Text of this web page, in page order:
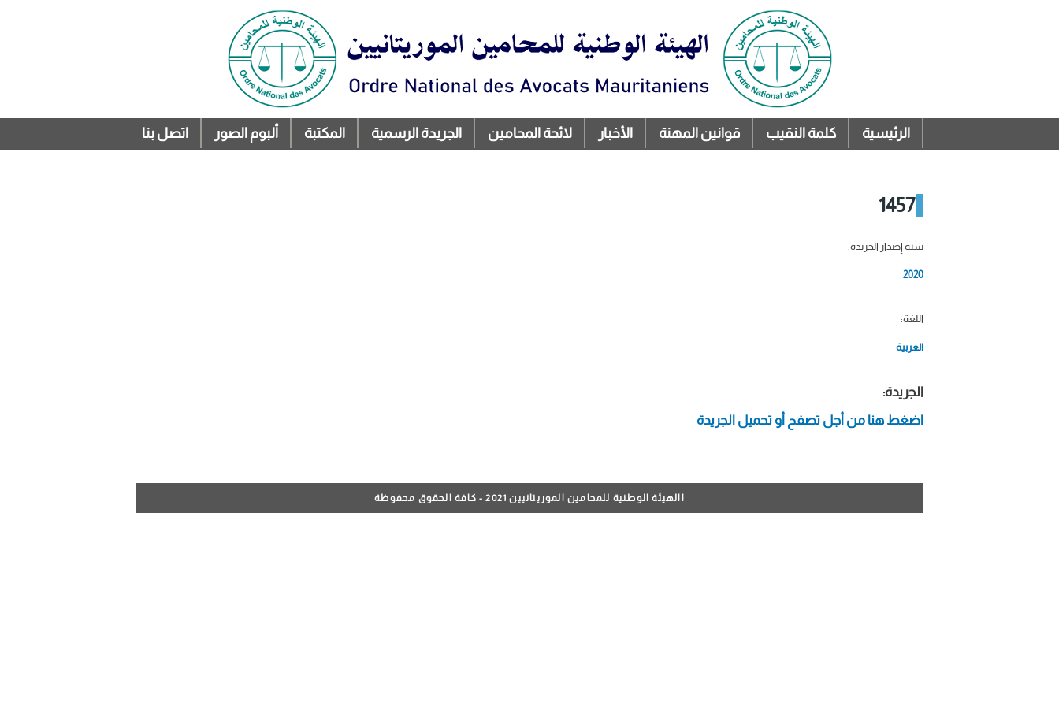
المحتوى
الرئيسي
القائمة الرئيسية
الرئيسية كلمة النقيب قوانين المهنة الأخبار لائحة المحامين الجريدة الرسمية المكتبة ألبوم الصور اتصل بنا
1457
سنة إصدار الجريدة:
2020
اللغة:
العربية
الجريدة:
اضغط هنا من أجل تصفح أو تحميل الجريدة
االهيئة الوطنية للمحامين الموريتانيين 2021 - كافة الحقوق محفوظة